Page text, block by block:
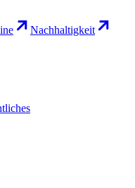
Nachhaltigkeit